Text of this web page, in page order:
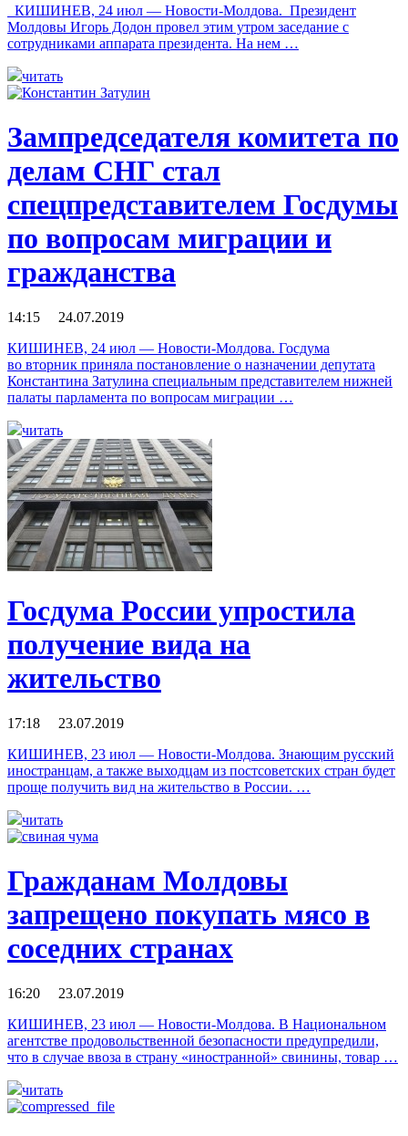
КИШИНЕВ, 24 июл — Новости-Молдова. Президент
Молдовы Игорь Додон провел этим утром заседание с
сотрудниками аппарата президента. На нем …
читать
Зампредседателя комитета по
делам СНГ стал
спецпредставителем Госдумы
по вопросам миграции и
гражданства
14:15 24.07.2019
КИШИНЕВ, 24 июл — Новости-Молдова. Госдума
во вторник приняла постановление о назначении депутата
Константина Затулина специальным представителем нижней
палаты парламента по вопросам миграции …
читать
Госдума России упростила
получение вида на
жительство
17:18 23.07.2019
КИШИНЕВ, 23 июл — Новости-Молдова. Знающим русский
иностранцам, а также выходцам из постсоветских стран будет
проще получить вид на жительство в России. …
читать
Гражданам Молдовы
запрещено покупать мясо в
соседних странах
16:20 23.07.2019
КИШИНЕВ, 23 июл — Новости-Молдова. В Национальном
агентстве продовольственной безопасности предупредили,
что в случае ввоза в страну «иностранной» свинины, товар …
читать